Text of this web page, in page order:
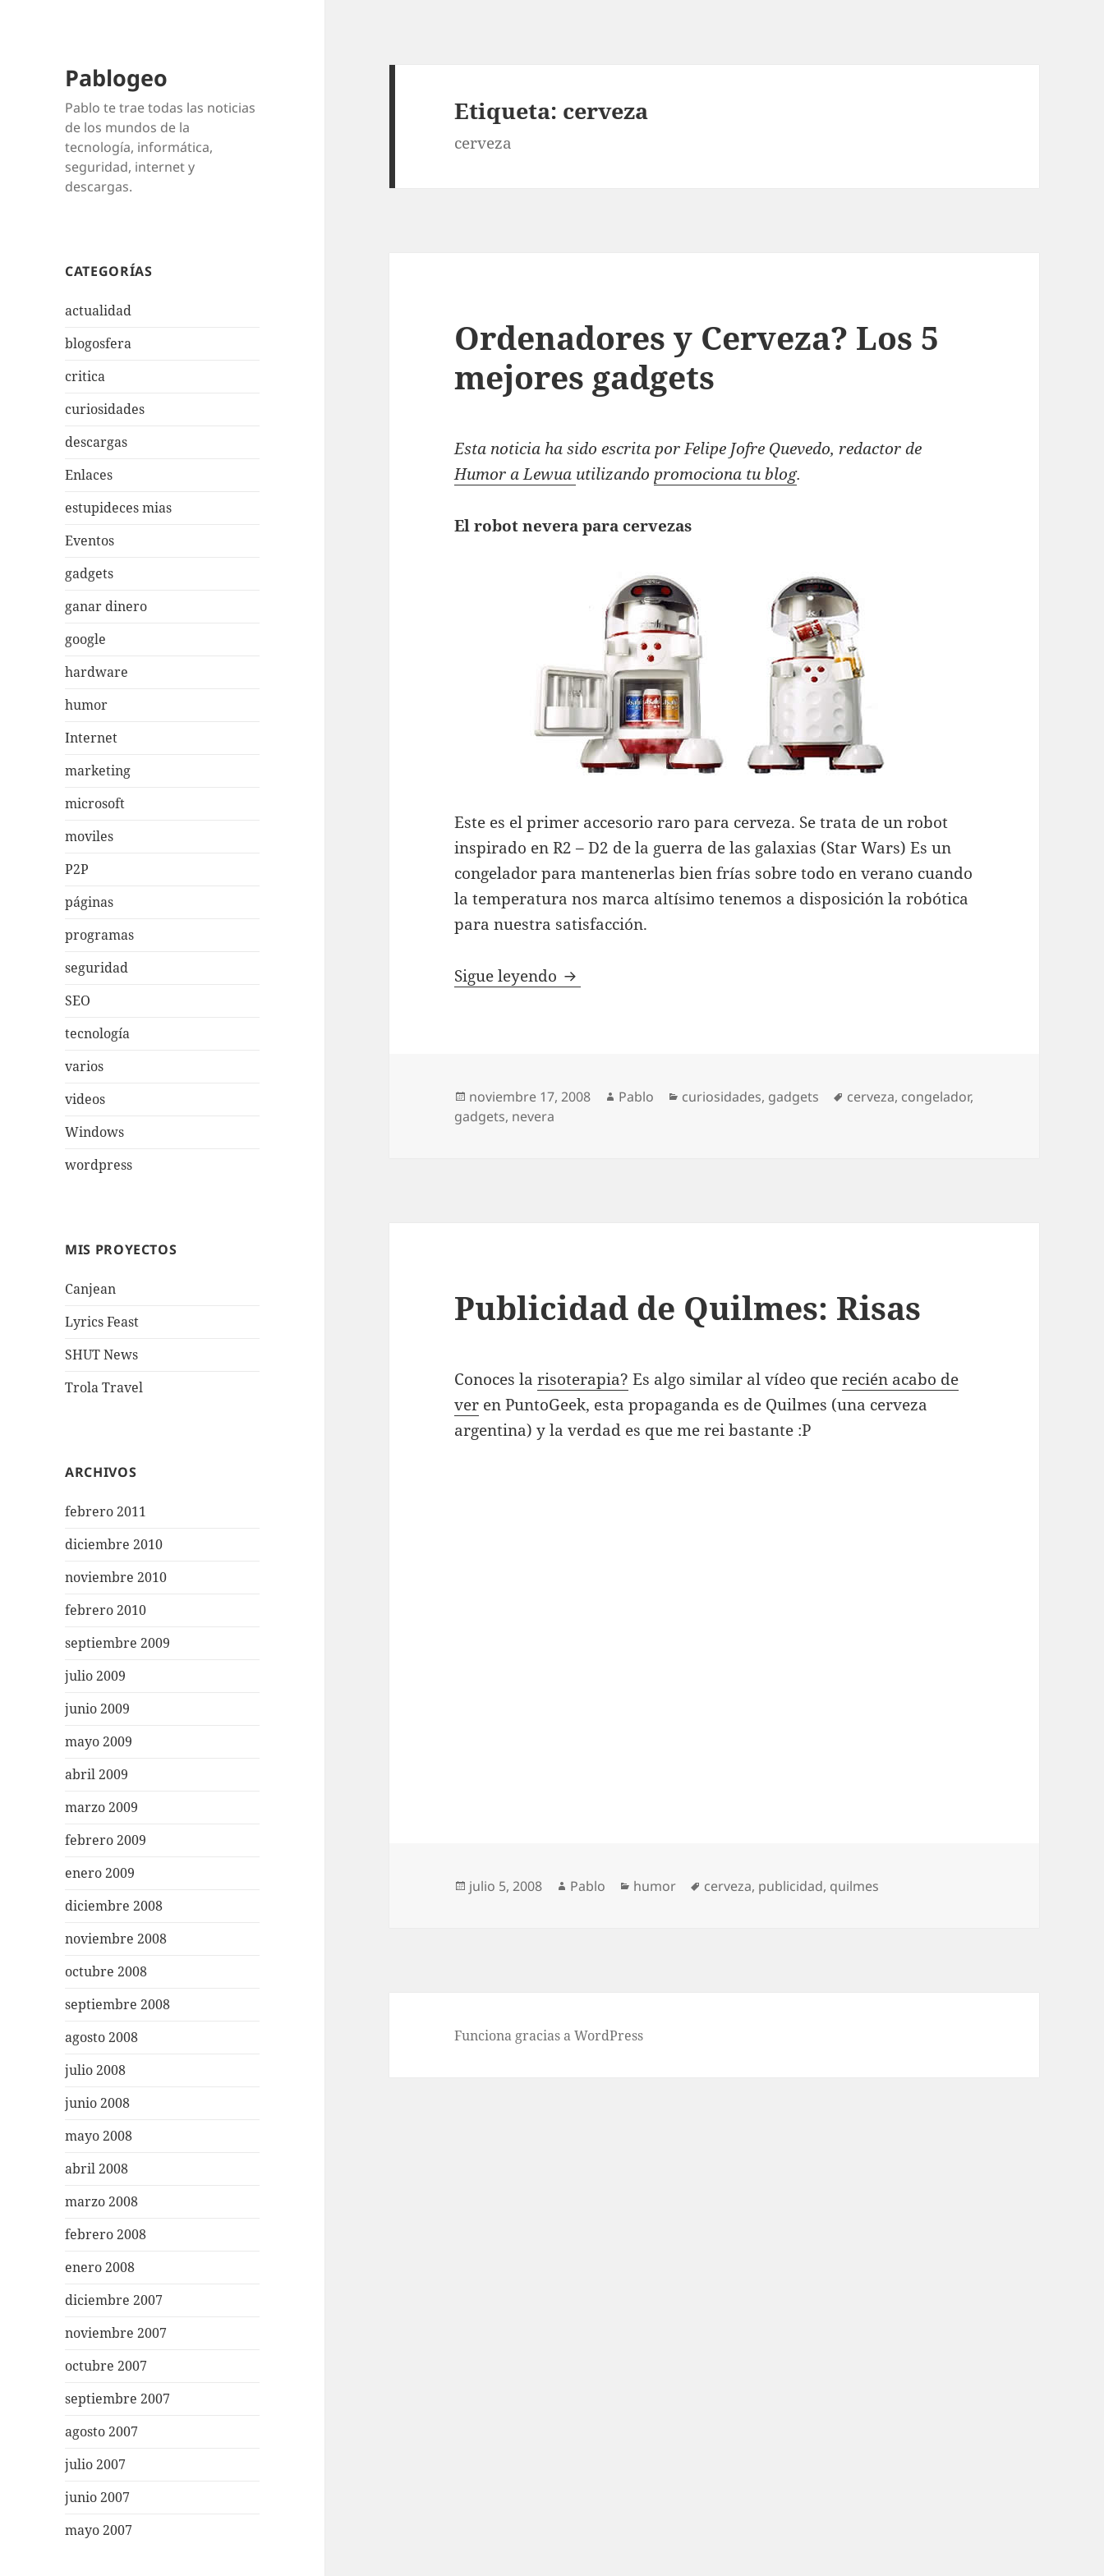
Pablogeo
Pablo te trae todas las noticias
de los mundos de la
tecnología, informática,
seguridad, internet y
descargas.
CATEGORÍAS
actualidad
blogosfera
critica
curiosidades
descargas
Enlaces
estupideces mias
Eventos
gadgets
ganar dinero
google
hardware
humor
Internet
marketing
microsoft
moviles
P2P
páginas
programas
seguridad
SEO
tecnología
varios
videos
Windows
wordpress
MIS PROYECTOS
Canjean
Lyrics Feast
SHUT News
Trola Travel
ARCHIVOS
febrero 2011
diciembre 2010
noviembre 2010
febrero 2010
septiembre 2009
julio 2009
junio 2009
mayo 2009
abril 2009
marzo 2009
febrero 2009
enero 2009
diciembre 2008
noviembre 2008
octubre 2008
septiembre 2008
agosto 2008
julio 2008
junio 2008
mayo 2008
abril 2008
marzo 2008
febrero 2008
enero 2008
diciembre 2007
noviembre 2007
octubre 2007
septiembre 2007
agosto 2007
julio 2007
junio 2007
mayo 2007
Etiqueta: cerveza
cerveza
Ordenadores y Cerveza? Los 5
mejores gadgets
Esta noticia ha sido escrita por Felipe Jofre Quevedo, redactor de
Humor a Lewua utilizando promociona tu blog.
El robot nevera para cervezas
Este es el primer accesorio raro para cerveza. Se trata de un robot
inspirado en R2 – D2 de la guerra de las galaxias (Star Wars) Es un
congelador para mantenerlas bien frías sobre todo en verano cuando
la temperatura nos marca altísimo tenemos a disposición la robótica
para nuestra satisfacción.
Sigue leyendo Ordenadores y Cerveza? Los 5 mejores gadgets
Publicado
el
noviembre 17, 2008 Autor
Pablo Categorías
curiosidades, gadgets Etiquetas
cerveza, congelador,
gadgets, nevera
Publicidad de Quilmes: Risas
Conoces larisoterapia? Es algo similar al vídeo querecién acabo de
ver en PuntoGeek, esta propaganda es de Quilmes (una cerveza
argentina) y la verdad es que me rei bastante :P
Publicado
julio 5, 2008 Autor
Pablo Categorías
humor Etiquetas
cerveza, publicidad, quilmes
Funciona gracias a WordPress